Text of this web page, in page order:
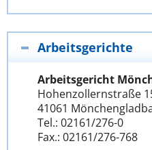
Arbeitsgerichte
Arbeitsgericht
Hohenzollernstraße
41061
Tel.: 02161/276-0
Fax.: 02161/276-768